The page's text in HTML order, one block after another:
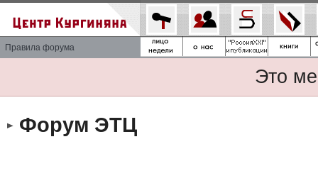
Правила форума
Это
Форум ЭТЦ